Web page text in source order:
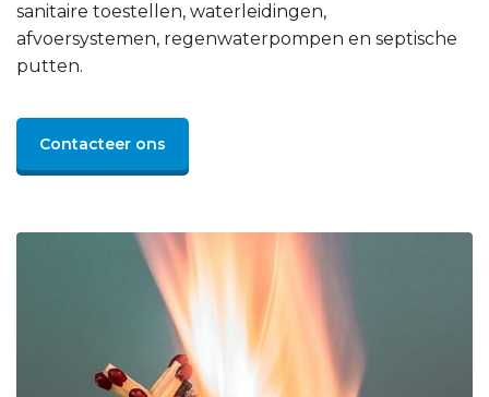
sanitaire toestellen, waterleidingen,
afvoersystemen, regenwaterpompen en septische
putten.
Contacteer ons